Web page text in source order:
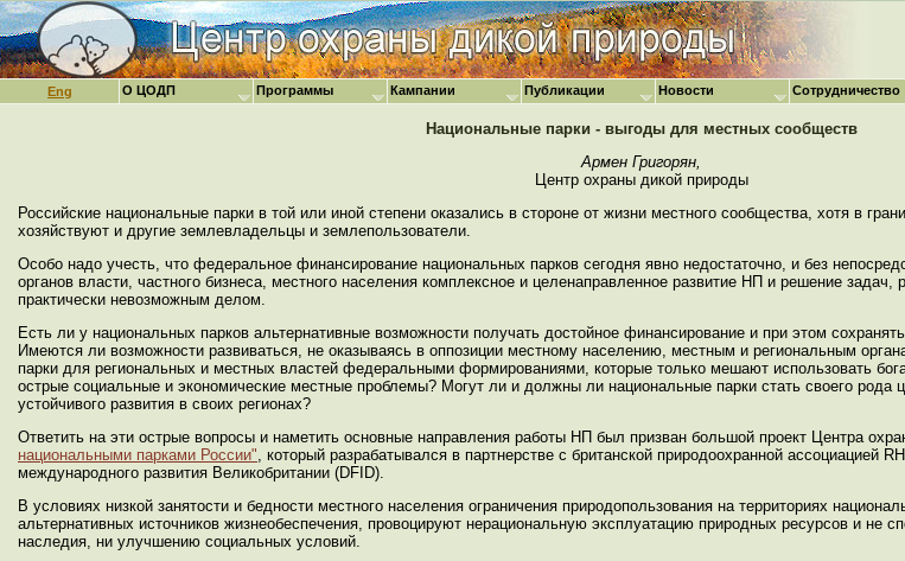
Eng
Национальные парки - выгоды для местных сообществ
Армен Григорян,
Центр охраны дикой природы
Российские национальные парки в той или иной степени оказались в стороне от жизни местного сообщества, хотя в
хозяйствуют и другие землевладельцы и землепользователи.
Особо надо учесть, что федеральное финансирование национальных парков сегодня явно недостаточно, и без
органов власти, частного бизнеса, местного населения комплексное и целенаправленное развитие НП и решение задач,
практически невозможным делом.
Есть ли у национальных парков альтернативные возможности получать достойное финансирование и при этом
Имеются ли возможности развиваться, не оказываясь в оппозиции местному населению, местным и региональным
парки для региональных и местных властей федеральными формированиями, которые только мешают использовать
острые социальные и экономические местные проблемы? Могут ли и должны ли национальные парки стать своего рода
устойчивого развития в своих регионах?
Ответить на эти острые вопросы и наметить основные направления работы НП был призван большой проект Центра
национальными парками России", который разрабатывался в партнерстве с британской природоохранной ассоциацией
международного развития Великобритании (DFID).
В условиях низкой занятости и бедности местного населения ограничения природопользования на территориях
альтернативных источников жизнеобеспечения, провоцируют нерациональную эксплуатацию природных ресурсов и не
наследия, ни улучшению социальных условий.
О ЦОДП Программы Кампании Публикации Новости Сотрудничество